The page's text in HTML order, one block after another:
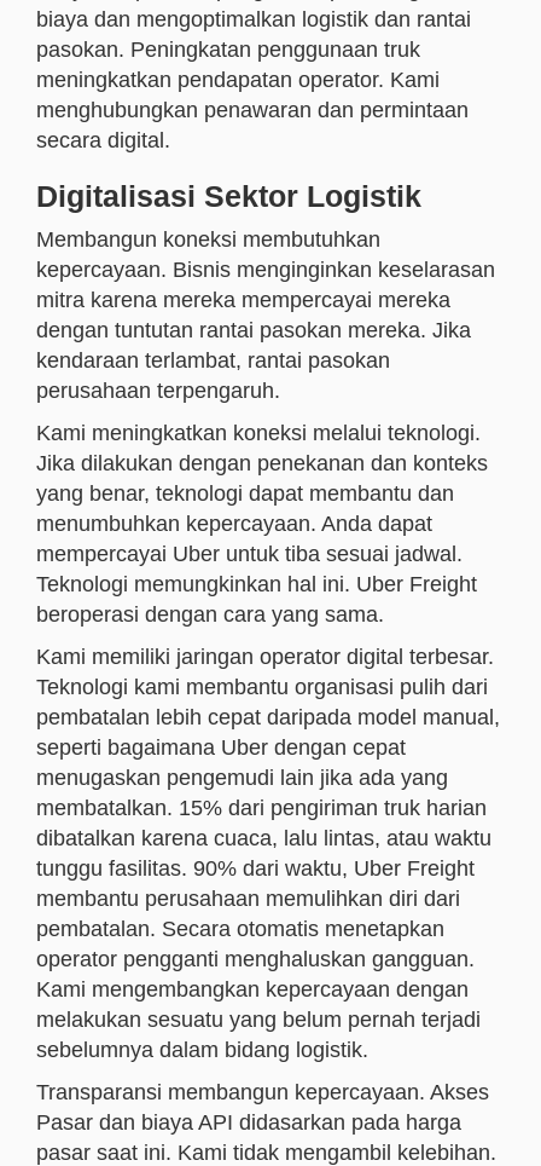
biaya dan mengoptimalkan logistik dan rantai
pasokan. Peningkatan penggunaan truk
meningkatkan pendapatan operator. Kami
menghubungkan penawaran dan permintaan
secara digital.
Digitalisasi Sektor Logistik
Membangun koneksi membutuhkan
kepercayaan. Bisnis menginginkan keselarasan
mitra karena mereka mempercayai mereka
dengan tuntutan rantai pasokan mereka. Jika
kendaraan terlambat, rantai pasokan
perusahaan terpengaruh.
Kami meningkatkan koneksi melalui teknologi.
Jika dilakukan dengan penekanan dan konteks
yang benar, teknologi dapat membantu dan
menumbuhkan kepercayaan. Anda dapat
mempercayai Uber untuk tiba sesuai jadwal.
Teknologi memungkinkan hal ini. Uber Freight
beroperasi dengan cara yang sama.
Kami memiliki jaringan operator digital terbesar.
Teknologi kami membantu organisasi pulih dari
pembatalan lebih cepat daripada model manual,
seperti bagaimana Uber dengan cepat
menugaskan pengemudi lain jika ada yang
membatalkan. 15% dari pengiriman truk harian
dibatalkan karena cuaca, lalu lintas, atau waktu
tunggu fasilitas. 90% dari waktu, Uber Freight
membantu perusahaan memulihkan diri dari
pembatalan. Secara otomatis menetapkan
operator pengganti menghaluskan gangguan.
Kami mengembangkan kepercayaan dengan
melakukan sesuatu yang belum pernah terjadi
sebelumnya dalam bidang logistik.
Transparansi membangun kepercayaan. Akses
Pasar dan biaya API didasarkan pada harga
pasar saat ini. Kami tidak mengambil kelebihan.